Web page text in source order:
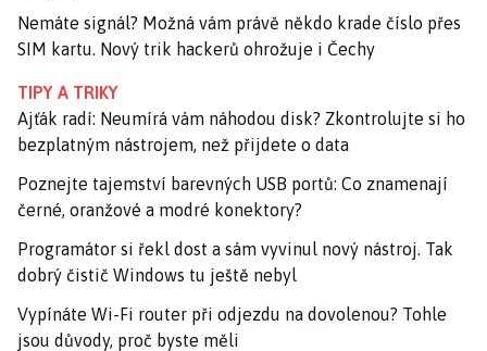
Nemáte signál? Možná vám právě někdo krade číslo přes
SIM kartu. Nový trik hackerů ohrožuje i Čechy
TIPY A TRIKY
Ajťák radí: Neumírá vám náhodou disk? Zkontrolujte si ho
bezplatným nástrojem, než přijdete o data
Poznejte tajemství barevných USB portů: Co znamenají
černé, oranžové a modré konektory?
Programátor si řekl dost a sám vyvinul nový nástroj. Tak
dobrý čistič Windows tu ještě nebyl
Vypínáte Wi-Fi router při odjezdu na dovolenou? Tohle
jsou důvody, proč byste měli